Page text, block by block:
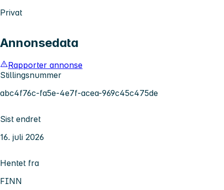
Privat
Annonsedata
Rapporter annonse
Stillingsnummer
abc4f76c-fa5e-4e7f-acea-969c45c475de
Sist endret
16. juli 2026
Hentet fra
FINN